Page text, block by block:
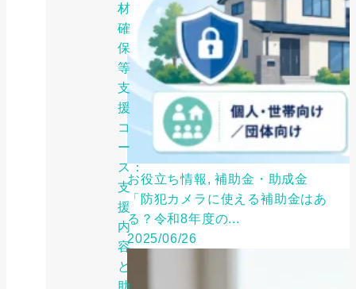
材
確
保
等
支
援
コ
ー
ス：
支
援
内
容
と
助
お役立ち情報, 補助金・助成金
「防犯カメラに使える補助金はあ
る？令和8年度の...
2025/06/26